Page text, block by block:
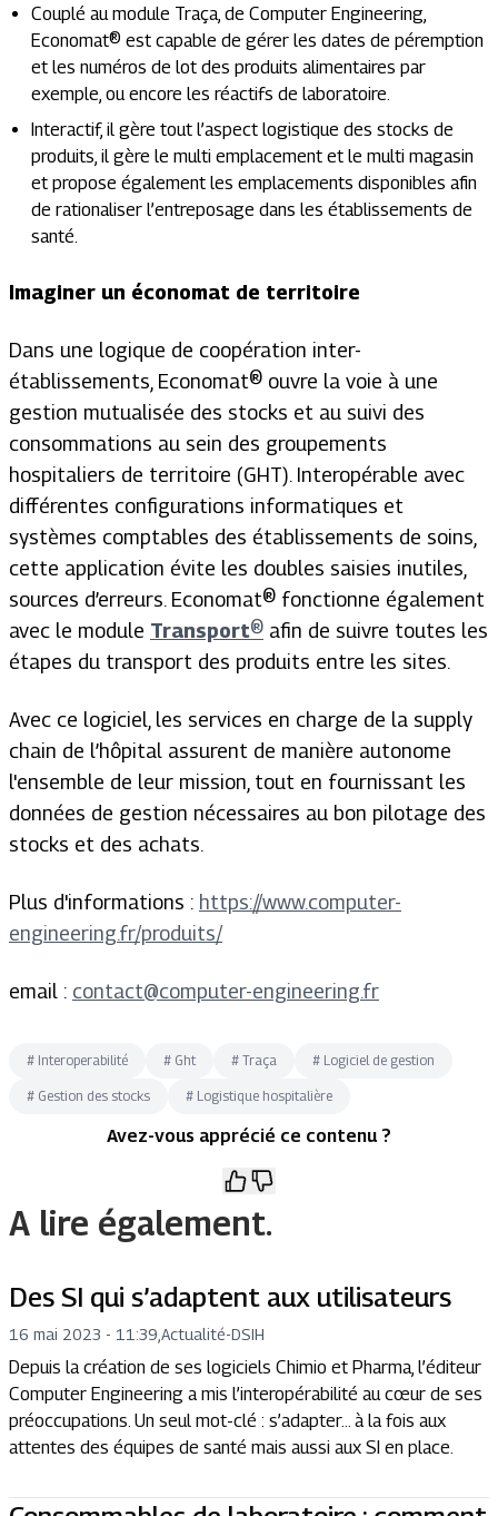
Couplé au module Traça, de Computer Engineering,
Economat® est capable de gérer les dates de péremption
et les numéros de lot des produits alimentaires par
exemple, ou encore les réactifs de laboratoire.
Interactif, il gère tout l’aspect logistique des stocks de
produits, il gère le multi emplacement et le multi magasin
et propose également les emplacements disponibles afin
de rationaliser l’entreposage dans les établissements de
santé.
Imaginer un économat de territoire
Dans une logique de coopération inter-
établissements, Economat® ouvre la voie à une
gestion mutualisée des stocks et au suivi des
consommations au sein des groupements
hospitaliers de territoire (GHT). Interopérable avec
différentes configurations informatiques et
systèmes comptables des établissements de soins,
cette application évite les doubles saisies inutiles,
sources d’erreurs. Economat® fonctionne également
avec le module Transport® afin de suivre toutes les
étapes du transport des produits entre les sites.
Avec ce logiciel, les services en charge de la supply
chain de l’hôpital assurent de manière autonome
l'ensemble de leur mission, tout en fournissant les
données de gestion nécessaires au bon pilotage des
stocks et des achats.
Plus d'informations : https://www.computer-
engineering.fr/produits/
email : contact@computer-engineering.fr
# Interoperabilité # Ght # Traça # Logiciel de gestion
# Gestion des stocks # Logistique hospitalière
Avez-vous apprécié ce contenu ?
A lire également.
Des SI qui s’adaptent aux utilisateurs
16 mai 2023 - 11:39 Actualité-DSIH
Depuis la création de ses logiciels Chimio et Pharma, l’éditeur
Computer Engineering a mis l’interopérabilité au cœur de ses
préoccupations. Un seul mot-clé : s’adapter… à la fois aux
attentes des équipes de santé mais aussi aux SI en place.